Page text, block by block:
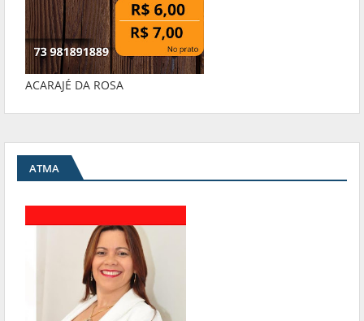
ACARAJÉ DA ROSA
ATMA